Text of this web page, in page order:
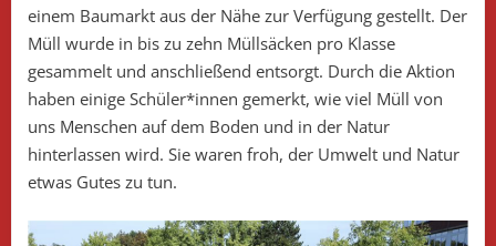
einem Baumarkt aus der Nähe zur Verfügung gestellt. Der
Müll wurde in bis zu zehn Müllsäcken pro Klasse
gesammelt und anschließend entsorgt. Durch die Aktion
haben einige Schüler*innen gemerkt, wie viel Müll von
uns Menschen auf dem Boden und in der Natur
hinterlassen wird. Sie waren froh, der Umwelt und Natur
etwas Gutes zu tun.